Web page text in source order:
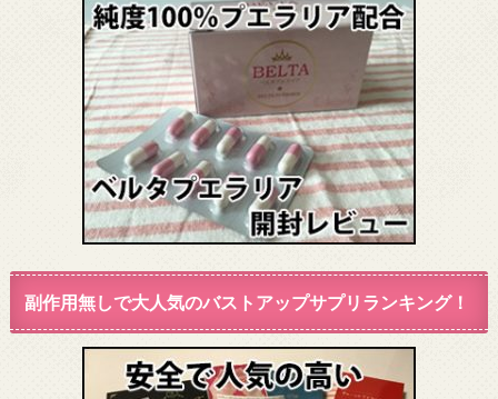
副作用無しで大人気のバストアップサプリランキング！